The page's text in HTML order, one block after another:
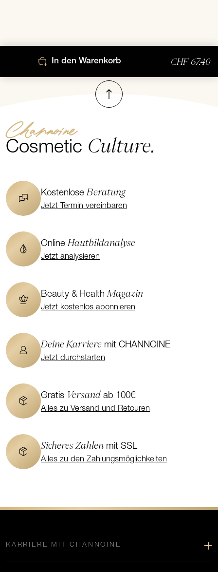
In den Warenkorb CHF 67.40
Nach oben
Channoine
Cosmetic Culture.
KostenloseBeratung
Jetzt Termin vereinbaren
OnlineHautbildanalyse
Jetzt analysieren
Beauty & HealthMagazin
Jetzt kostenlos abonnieren
Deine Karriere mit CHANNOINE
Jetzt durchstarten
Gratis Versand ab 100€
Alles zu Versand und Retouren
Sicheres Zahlen mit SSL
Alles zu den Zahlungsmöglichkeiten
KARRIERE MIT CHANNOINE